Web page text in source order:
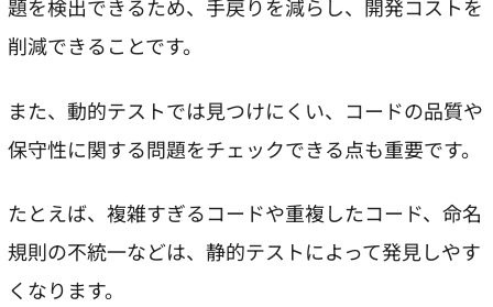
題を検出できるため、手戻りを減らし、開発コストを
削減できることです。
また、動的テストでは見つけにくい、コードの品質や
保守性に関する問題をチェックできる点も重要です。
たとえば、複雑すぎるコードや重複したコード、命名
規則の不統一などは、静的テストによって発見しやす
くなります。